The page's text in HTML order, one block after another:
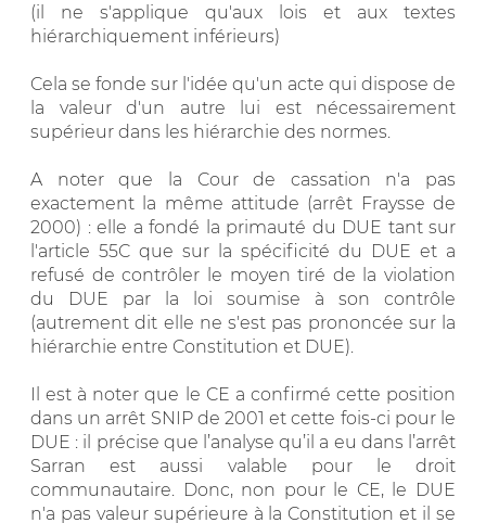
(il ne s'applique qu'aux lois et aux textes
hiérarchiquement inférieurs)
Cela se fonde sur l'idée qu'un acte qui dispose de
la valeur d'un autre lui est nécessairement
supérieur dans les hiérarchie des normes.
A noter que la Cour de cassation n'a pas
exactement la même attitude (arrêt Fraysse de
2000) : elle a fondé la primauté du DUE tant sur
l'article 55C que sur la spécificité du DUE et a
refusé de contrôler le moyen tiré de la violation
du DUE par la loi soumise à son contrôle
(autrement dit elle ne s'est pas prononcée sur la
hiérarchie entre Constitution et DUE).
Il est à noter que le CE a confirmé cette position
dans un arrêt SNIP de 2001 et cette fois-ci pour le
DUE : il précise que l’analyse qu’il a eu dans l’arrêt
Sarran est aussi valable pour le droit
communautaire. Donc, non pour le CE, le DUE
n'a pas valeur supérieure à la Constitution et il se